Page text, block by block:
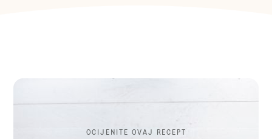
OCIJENITE OVAJ RECEPT